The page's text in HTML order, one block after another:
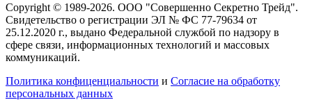
Copyright © 1989-2026. ООО "Совершенно Секретно Трейд".
Свидетельство о регистрации ЭЛ № ФС 77-79634 от
25.12.2020 г., выдано Федеральной службой по надзору в
сфере связи, информационных технологий и массовых
коммуникаций.
Политика конфиценциальности и Согласие на обработку
персональных данных